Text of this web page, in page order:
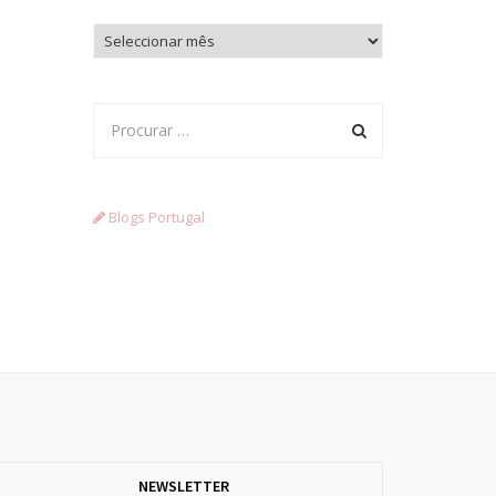
Arquivo
Blogs Portugal
NEWSLETTER